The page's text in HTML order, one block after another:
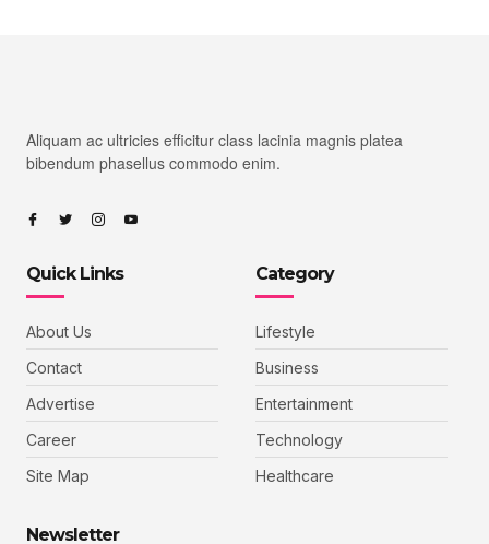
Aliquam ac ultricies efficitur class lacinia magnis platea
bibendum phasellus commodo enim.
Quick Links
About Us
Contact
Advertise
Career
Site Map
Category
Lifestyle
Business
Entertainment
Technology
Healthcare
Newsletter